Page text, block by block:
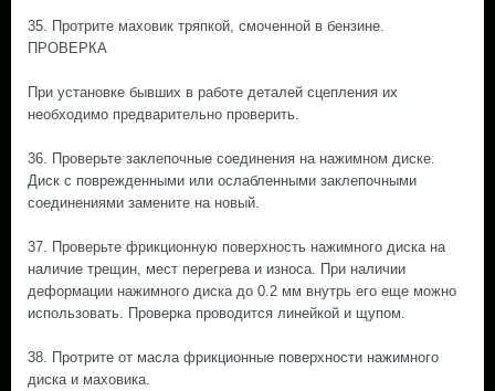
35. Протрите маховик тряпкой, смоченной в бензине.
ПРОВЕРКА
При установке бывших в работе деталей сцепления их
необходимо предварительно проверить.
36. Проверьте заклепочные соединения на нажимном диске.
Диск с поврежденными или ослабленными заклепочными
соединениями замените на новый.
37. Проверьте фрикционную поверхность нажимного диска на
наличие трещин, мест перегрева и износа. При наличии
деформации нажимного диска до 0.2 мм внутрь его еще можно
использовать. Проверка проводится линейкой и щупом.
38. Протрите от масла фрикционные поверхности нажимного
диска и маховика.